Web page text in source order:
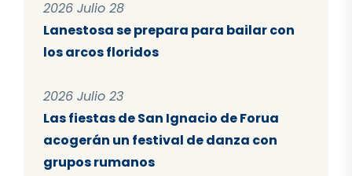
2026 Julio 28
Lanestosa se prepara para bailar con
los arcos floridos
2026 Julio 23
Las fiestas de San Ignacio de Forua
acogerán un festival de danza con
grupos rumanos